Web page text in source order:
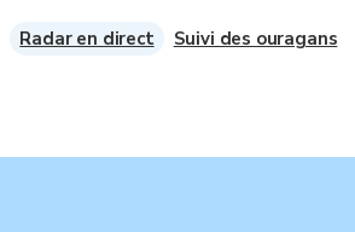
Radar en direct Suivi des ouragans